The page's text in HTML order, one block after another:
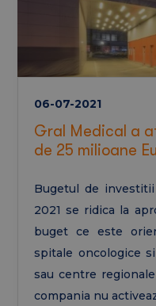
06-07-2021
Gral Medical a
de 25 milioane
Bugetul de
2021 se ridica la
buget ce este
spitale oncologice
sau centre
compania nu